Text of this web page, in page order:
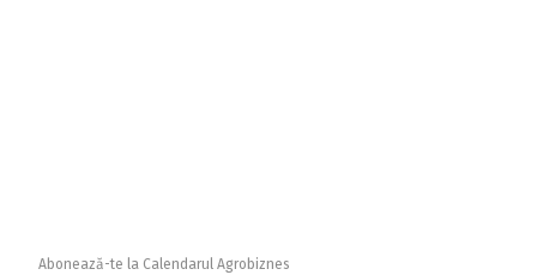
Abonează-te la Calendarul Agrobiznes